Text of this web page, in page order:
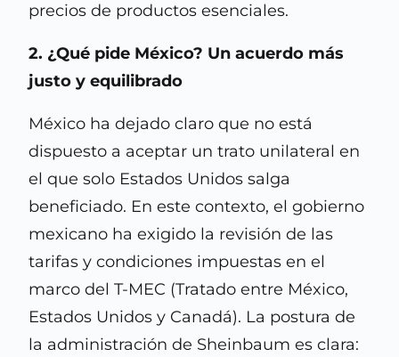
precios de productos esenciales.
2. ¿Qué pide México? Un acuerdo más
justo y equilibrado
México ha dejado claro que no está
dispuesto a aceptar un trato unilateral en
el que solo Estados Unidos salga
beneficiado. En este contexto, el gobierno
mexicano ha exigido la revisión de las
tarifas y condiciones impuestas en el
marco del T-MEC (Tratado entre México,
Estados Unidos y Canadá). La postura de
la administración de Sheinbaum es clara: